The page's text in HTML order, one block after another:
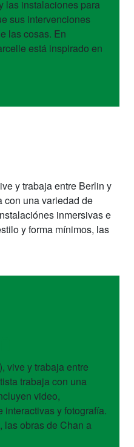
las instalaciones para
sus intervenciones
las cosas. En
está inspirado en
y trabaja entre Berlin y
con una variedad de
inmersivas e
y forma mínimos, las
vive y trabaja entre
trabaja con una
video,
y fotografía.
las obras de Chan a